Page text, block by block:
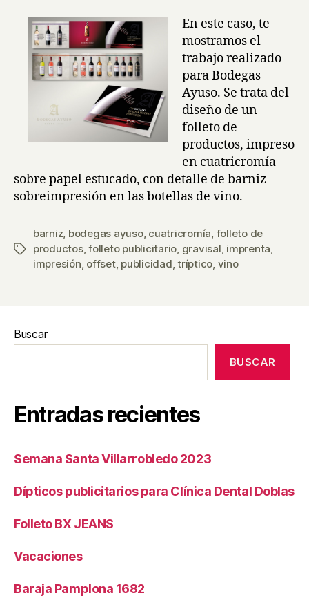
En este caso, te
mostramos el
trabajo realizado
para Bodegas
Ayuso. Se trata del
diseño de un
folleto de
productos, impreso
en cuatricromía
sobre papel estucado, con detalle de barniz
sobreimpresión en las botellas de vino.
Etiquetas
barniz, bodegas ayuso, cuatricromía, folleto de
productos,folleto publicitario, gravisal, imprenta,
impresión, offset, publicidad,tríptico, vino
Buscar
BUSCAR
Entradas recientes
Semana Santa Villarrobledo 2023
Dípticos publicitarios para Clínica Dental Doblas
Folleto BX JEANS
Vacaciones
Baraja Pamplona 1682